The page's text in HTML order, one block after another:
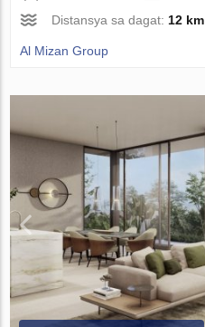
Distansya sa dagat:12 km
Al Mizan Group